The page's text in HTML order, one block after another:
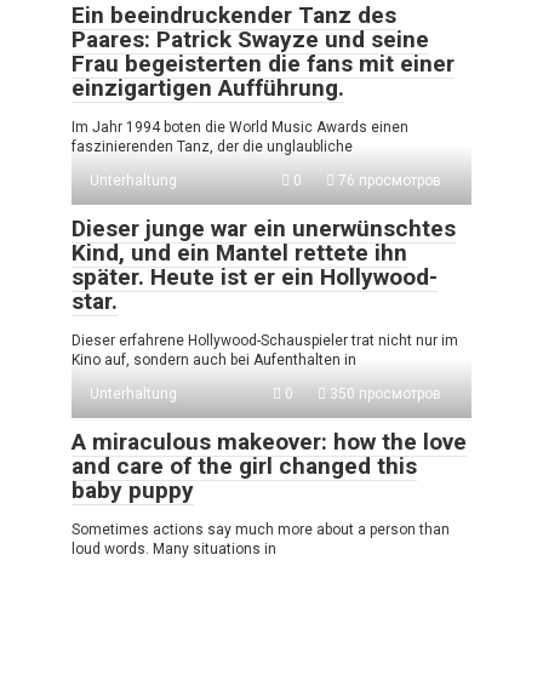
Ein beeindruckender Tanz des
Paares: Patrick Swayze und seine
Frau begeisterten die fans mit einer
einzigartigen Aufführung.
Im Jahr 1994 boten die World Music Awards einen
faszinierenden Tanz, der die unglaubliche
Unterhaltung
0 76 просмотров
Dieser junge war ein unerwünschtes
Kind, und ein Mantel rettete ihn
später. Heute ist er ein Hollywood-
star.
Dieser erfahrene Hollywood-Schauspieler trat nicht nur im
Kino auf, sondern auch bei Aufenthalten in
Unterhaltung
0 350 просмотров
A miraculous makeover: how the love
and care of the girl changed this
baby puppy
Sometimes actions say much more about a person than
loud words. Many situations in